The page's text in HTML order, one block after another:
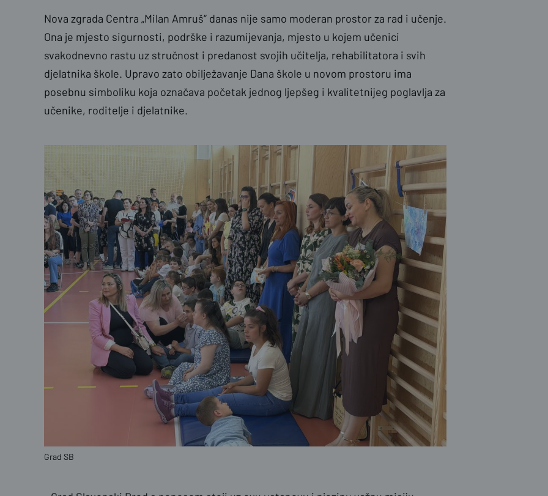
Nova zgrada Centra „Milan Amruš“ danas nije samo moderan prostor za rad i učenje.
Ona je mjesto sigurnosti, podrške i razumijevanja, mjesto u kojem učenici
svakodnevno rastu uz stručnost i predanost svojih učitelja, rehabilitatora i svih
djelatnika škole. Upravo zato obilježavanje Dana škole u novom prostoru ima
posebnu simboliku koja označava početak jednog ljepšeg i kvalitetnijeg poglavlja za
učenike, roditelje i djelatnike.
Grad SB